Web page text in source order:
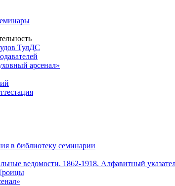
ТулДС
арсенал»
в библиотеку семинарии
ведомости. 1862-1918. Алфавитный